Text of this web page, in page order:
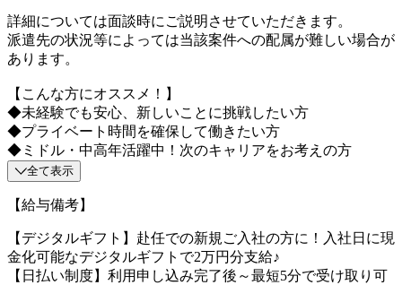
詳細については面談時にご説明させていただきます。
派遣先の状況等によっては当該案件への配属が難しい場合が
あります。
【こんな方にオススメ！】
◆未経験でも安心、新しいことに挑戦したい方
◆プライベート時間を確保して働きたい方
◆ミドル・中高年活躍中！次のキャリアをお考えの方
全て表示
【給与備考】
【デジタルギフト】赴任での新規ご入社の方に！入社日に現
金化可能なデジタルギフトで2万円分支給♪
【日払い制度】利用申し込み完了後～最短5分で受け取り可